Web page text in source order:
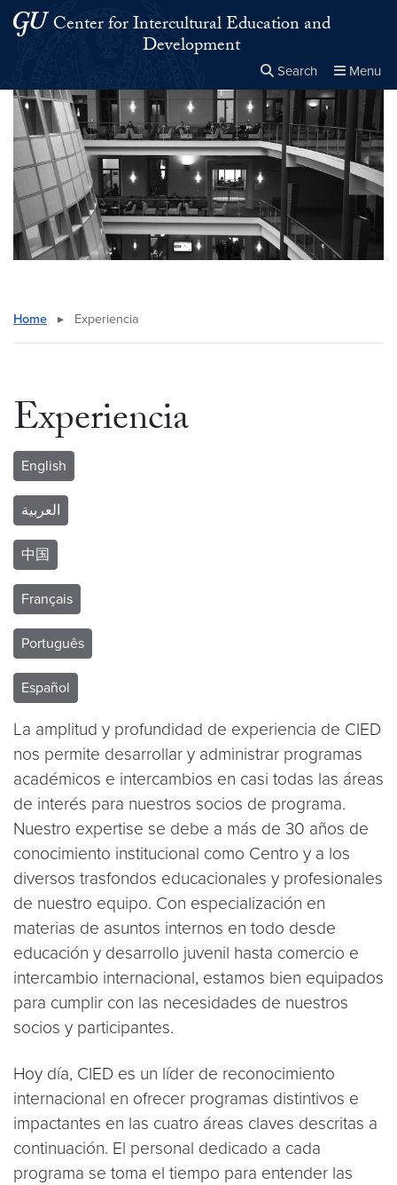
Skip to main content
Skip to main site menu
Center for Intercultural Education and
Development
Search Menu
Search this site Close
× Search
Home ▸ Experiencia
Experiencia
English
العربية
中国
Français
Português
Español
La amplitud y profundidad de experiencia de CIED
nos permite desarrollar y administrar programas
académicos e intercambios en casi todas las áreas
de interés para nuestros socios de programa.
Nuestro expertise se debe a más de 30 años de
conocimiento institucional como Centro y a los
diversos trasfondos educacionales y profesionales
de nuestro equipo. Con especialización en
materias de asuntos internos en todo desde
educación y desarrollo juvenil hasta comercio e
intercambio internacional, estamos bien equipados
para cumplir con las necesidades de nuestros
socios y participantes.
Hoy día, CIED es un líder de reconocimiento
internacional en ofrecer programas distintivos e
impactantes en las cuatro áreas claves descritas a
continuación. El personal dedicado a cada
programa se toma el tiempo para entender las